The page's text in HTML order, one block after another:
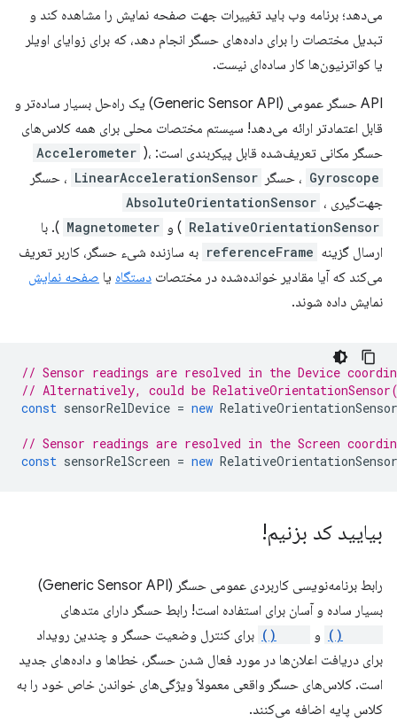
می‌دهد؛ برنامه وب باید تغییرات جهت صفحه نمایش را مشاهده کند و
تبدیل مختصات را برای داده‌های حسگر انجام دهد، که برای زوایای اویلر
یا کواترنیون‌ها کار ساده‌ای نیست.
API حسگر عمومی (Generic Sensor API) یک راه‌حل بسیار ساده‌تر و
قابل اعتمادتر ارائه می‌دهد! سیستم مختصات محلی برای همه کلاس‌های
حسگر مکانی تعریف‌شده قابل پیکربندی است:
Accelerometer )،
Gyroscope ، حسگر LinearAccelerationSensor ، حسگر
جهت‌گیری
AbsoluteOrientationSensor ،
RelativeOrientationSensor ) و Magnetometer ). با
ارسال گزینه referenceFrame به سازنده شیء حسگر، کاربر تعریف
می‌کند که آیا مقادیر خوانده‌شده در مختصات دستگاه یا صفحه نمایش
نمایش داده شوند.
// Sensor readings are resolved in the Device
// Alternatively, could be
const sensorRelDevice = new RelativeOrientationSensor
// Sensor readings are resolved in the Screen
const sensorRelScreen = new RelativeOrientationSensor
بیایید کد بزنیم!
رابط برنامه‌نویسی کاربردی عمومی حسگر (Generic Sensor API)
بسیار ساده و آسان برای استفاده است! رابط حسگر دارای متدهای
و
برای کنترل وضعیت حسگر و چندین رویداد
برای دریافت اعلان‌ها در مورد فعال شدن حسگر، خطاها و داده‌های جدید
است. کلاس‌های حسگر واقعی معمولاً ویژگی‌های خواندن خاص خود را به
کلاس پایه اضافه می‌کنند.